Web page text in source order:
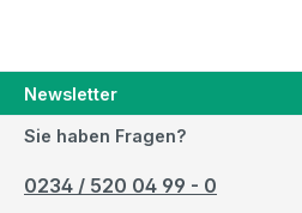
Newsletter
Sie haben Fragen?
0234 / 520 04 99 - 0